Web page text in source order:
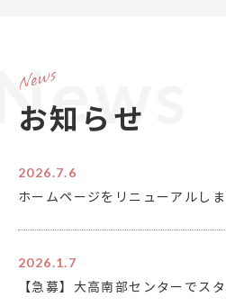
News
お知らせ
2026.7.6
ホームページをリニューアルしま
2026.1.7
【急募】大高南部センターでス